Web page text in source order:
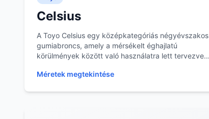
Celsius
A Toyo Celsius egy középkategóriás négyévszakos
gumiabroncs, amely a mérsékelt éghajlatú
körülmények között való használatra lett tervezve.
Méretek megtekintése